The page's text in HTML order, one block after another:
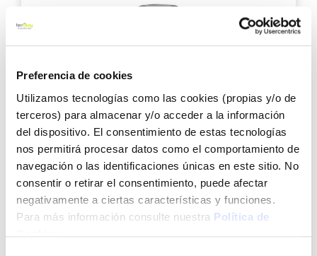
Preferencia de cookies
Utilizamos tecnologías como las cookies (propias y/o de
terceros) para almacenar y/o acceder a la información
del dispositivo. El consentimiento de estas tecnologías
nos permitirá procesar datos como el comportamiento de
navegación o las identificaciones únicas en este sitio. No
consentir o retirar el consentimiento, puede afectar
negativamente a ciertas características y funciones.
Para más información consulte nuestra Política de
Cera acabado muebles chalky 400 ml blanca rust-
oleum
18,15 €